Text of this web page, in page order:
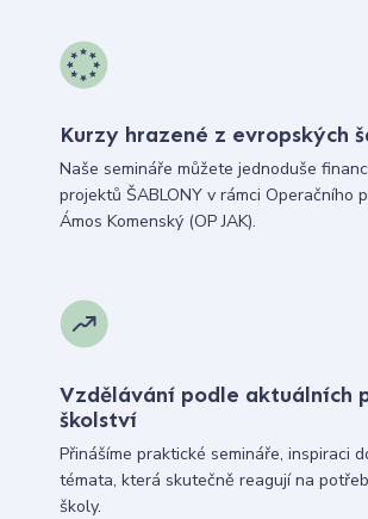
Kurzy hrazené z evropských
Naše semináře můžete jednoduše
projektů ŠABLONY v rámci Operačního
Ámos Komenský (OP JAK).
Vzdělávání podle aktuálních
školství
Přinášíme praktické semináře, inspiraci
témata, která skutečně reagují na
školy.